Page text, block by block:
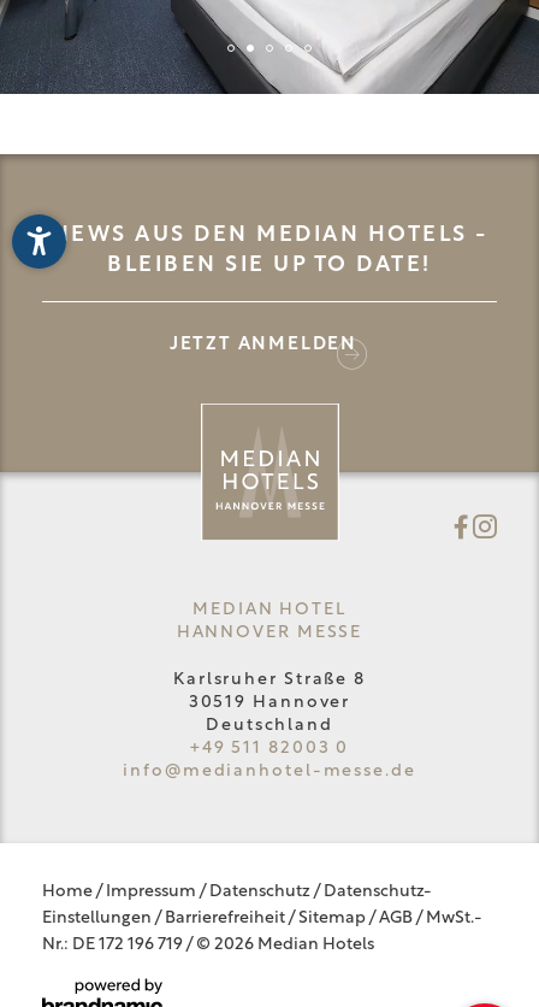
NEWS AUS DEN MEDIAN HOTELS -
BLEIBEN SIE UP TO DATE!
JETZT ANMELDEN
MEDIAN HOTEL
HANNOVER MESSE
Karlsruher Straße 8
30519 Hannover
Deutschland
+49 511 82003 0
info@ medianhotel-messe.de
Home / Impressum / Datenschutz / Datenschutz-
Einstellungen / Barrierefreiheit / Sitemap / AGB / MwSt.-
Nr.: DE 172 196 719 / © 2026 Median Hotels